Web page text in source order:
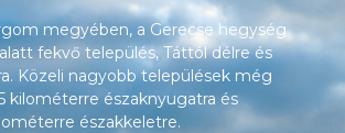
megyében, a Gerecse hegység
fekvő település, Táttól délre és
Közeli nagyobb települések még
kilométerre északnyugatra és
északkeletre.